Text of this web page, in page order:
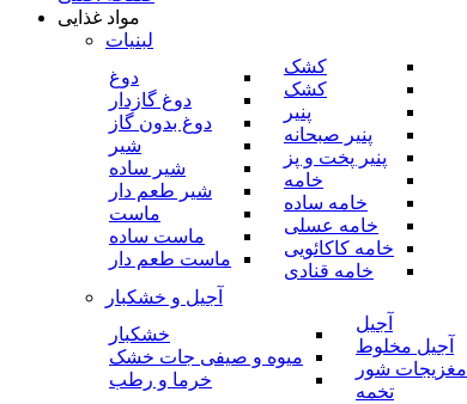
مواد غذایی
لبنیات
کشک
کشک
پنیر
پنیر صبحانه
پنیر پخت و پز
خامه
خامه ساده
خامه عسلی
خامه کاکائویی
خامه قنادی
دوغ
دوغ گازدار
دوغ بدون گاز
شیر
شیر ساده
شیر طعم دار
ماست
ماست ساده
ماست طعم دار
آجیل و خشکبار
آجیل
آجیل مخلوط
مغزیجات شور
تخمه
خشکبار
میوه و صیفی جات خشک
خرما و رطب